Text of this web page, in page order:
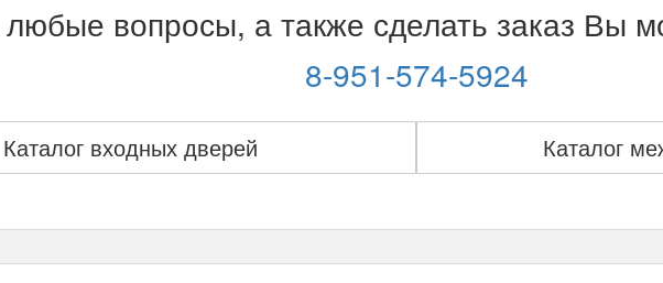
любые вопросы, а также сделать заказ Вы
8-951-574-5924
Каталог входных дверей Каталог